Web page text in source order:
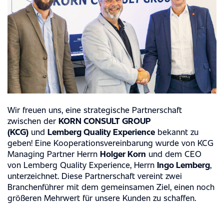
Wir freuen uns, eine strategische Partnerschaft
zwischen der KORN CONSULT GROUP
(KCG) und Lemberg Quality Experience bekannt zu
geben! Eine Kooperationsvereinbarung wurde von KCG
Managing Partner Herrn Holger Korn und dem CEO
von Lemberg Quality Experience, Herrn Ingo Lemberg,
unterzeichnet. Diese Partnerschaft vereint zwei
Branchenführer mit dem gemeinsamen Ziel, einen noch
größeren Mehrwert für unsere Kunden zu schaffen.